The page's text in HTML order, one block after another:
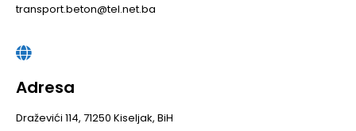
transport.beton@tel.net.ba
Adresa
Draževići 114, 71250 Kiseljak, BiH